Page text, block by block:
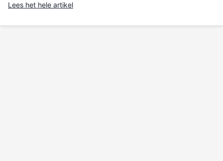
Lees het hele artikel